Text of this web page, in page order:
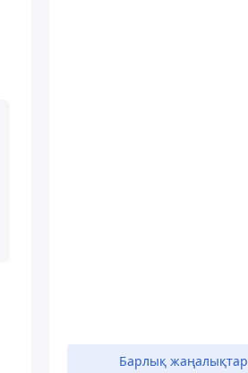
Барлық жаңалықтар